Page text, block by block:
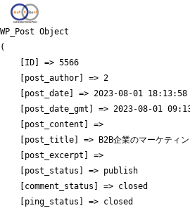
WP_Post Object
(
    [ID] => 5566
    [post_author] => 2
    [post_date] => 2023-08-01 18:13:58
[post_date_gmt] => 2023-08-01
    [post_content] =>
[post_title] => B2B企業のマーケティン
    [post_excerpt] =>
    [post_status] => publish
    [comment_status] => closed
    [ping_status] => closed